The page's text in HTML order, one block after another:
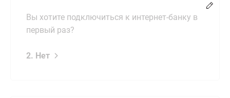
Вы хотите подключиться к интернет-банку в
первый раз?
2. Нет